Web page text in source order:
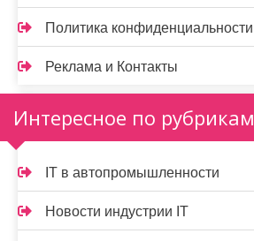
Политика конфиденциальности
Реклама и Контакты
Интересное по рубрикам
IT в автопромышленности
Новости индустрии IT